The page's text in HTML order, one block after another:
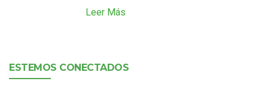
Leer Más
ESTEMOS CONECTADOS